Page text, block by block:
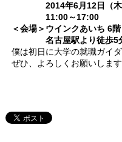
2014年6月12日（木）
11:00～17:00
＜会場＞ウインクあいち 6階
名古屋駅より徒歩5
僕は初日に大学の就職ガイ
ぜひ、よろしくお願いします